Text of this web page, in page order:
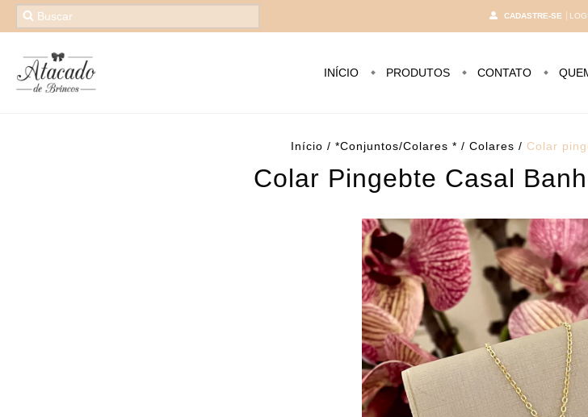
CADASTRE-SE
INÍCIO PRODUTOS CONTATO
Início / *Conjuntos/Colares * / Colares / Colar
Colar Pingebte Casal